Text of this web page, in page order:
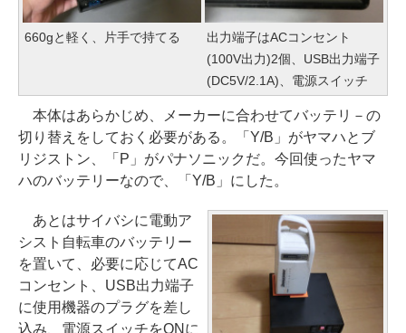
660gと軽く、片手で持てる
出力端子はACコンセント
(100V出力)2個、USB出力端子
(DC5V/2.1A)、電源スイッチ
本体はあらかじめ、メーカーに合わせてバッテリ－の
切り替えをしておく必要がある。「Y/B」がヤマハとブ
リジストン、「P」がパナソニックだ。今回使ったヤマ
ハのバッテリーなので、「Y/B」にした。
あとはサイバシに電動ア
シスト自転車のバッテリー
を置いて、必要に応じてAC
コンセント、USB出力端子
に使用機器のプラグを差し
込み、電源スイッチをONに